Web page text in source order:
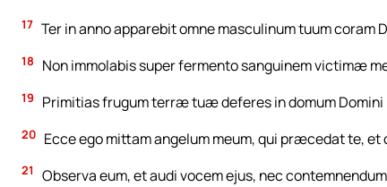
17 Ter in anno apparebit omne masculinum tuum coram
18 Non immolabis super fermento sanguinem victimæ
19 Primitias frugum terræ tuæ deferes in domum
20 Ecce ego mittam angelum meum, qui præcedat te,
21
Observa eum, et audi vocem ejus, nec